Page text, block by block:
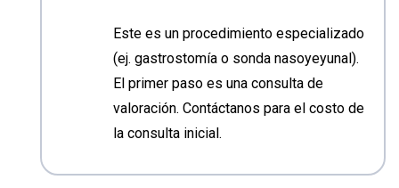
Este es un procedimiento especializado
(ej. gastrostomía o sonda nasoyeyunal).
El primer paso es una consulta de
valoración. Contáctanos para el costo de
la consulta inicial.